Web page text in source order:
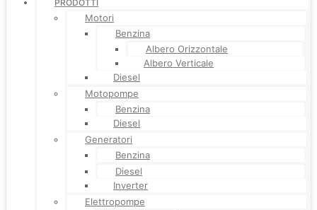
PRODOTTI
Motori
Benzina
Albero Orizzontale
Albero Verticale
Diesel
Motopompe
Benzina
Diesel
Generatori
Benzina
Diesel
Inverter
Elettropompe